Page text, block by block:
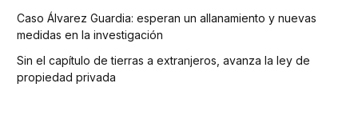
Caso Álvarez Guardia: esperan un allanamiento y nuevas
medidas en la investigación
Sin el capítulo de tierras a extranjeros, avanza la ley de
propiedad privada